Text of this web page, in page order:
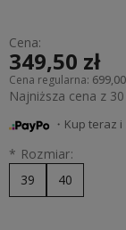
Cena:
349,50 zł
Cena regularna: 699,00
Najniższa cena z
・Kup teraz
* Rozmiar:
39
40